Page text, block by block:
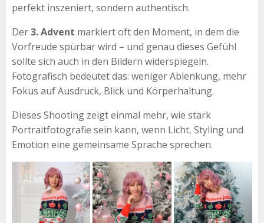
perfekt inszeniert, sondern authentisch.
Der3. Advent markiert oft den Moment, in dem die
Vorfreude spürbar wird – und genau dieses Gefühl
sollte sich auch in den Bildern widerspiegeln.
Fotografisch bedeutet das: weniger Ablenkung, mehr
Fokus auf Ausdruck, Blick und Körperhaltung.
Dieses Shooting zeigt einmal mehr, wie stark
Portraitfotografie sein kann, wenn Licht, Styling und
Emotion eine gemeinsame Sprache sprechen.